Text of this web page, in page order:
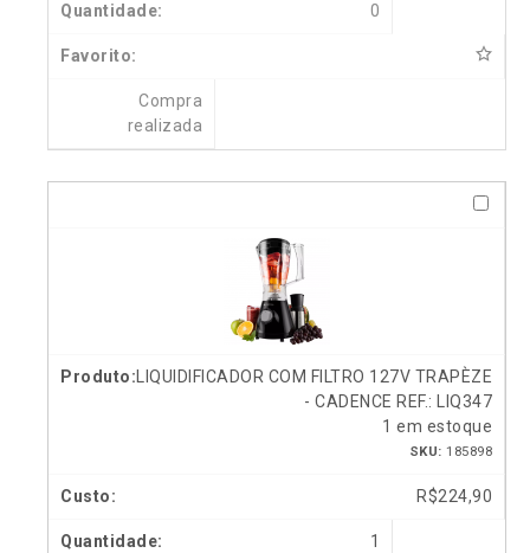
0
Compra
realizada
LIQUIDIFICADOR COM FILTRO 127V TRAPÈZE
- CADENCE REF.: LIQ347
1 em estoque
SKU: 185898
R$224,90
1